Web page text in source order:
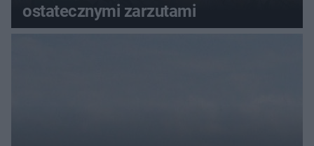
ostatecznymi zarzutami